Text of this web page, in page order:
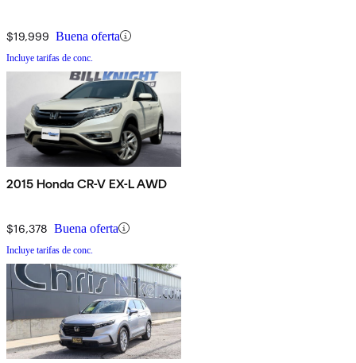
$19,999 Buena oferta
Incluye tarifas de conc.
2015 Honda CR-V EX-L AWD
$16,378 Buena oferta
Incluye tarifas de conc.